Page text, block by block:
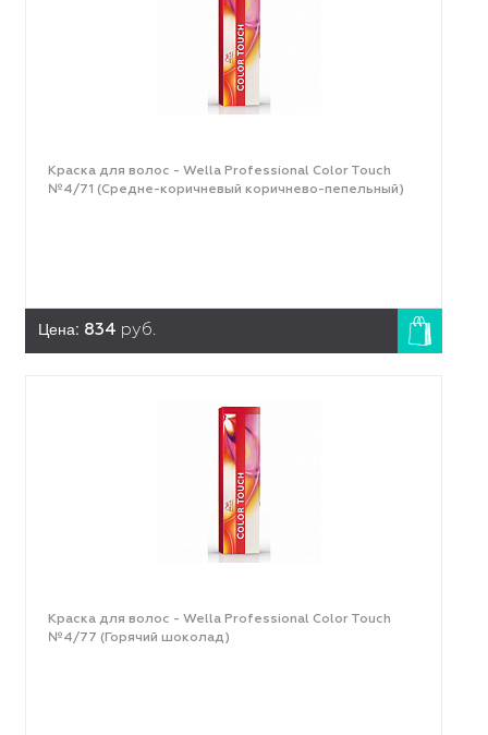
Краска для волос - Wella Professional Color Touch
№4/71 (Средне-коричневый коричнево-пепельный)
Цена: 834 руб.
Краска для волос - Wella Professional Color Touch
№4/77 (Горячий шоколад)